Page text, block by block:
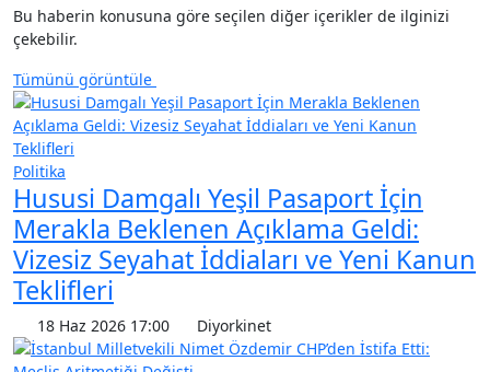
Bu haberin konusuna göre seçilen diğer içerikler de ilginizi
çekebilir.
Tümünü görüntüle
Politika
Hususi Damgalı Yeşil Pasaport İçin
Merakla Beklenen Açıklama Geldi:
Vizesiz Seyahat İddiaları ve Yeni Kanun
Teklifleri
18 Haz 2026 17:00 Diyorkinet